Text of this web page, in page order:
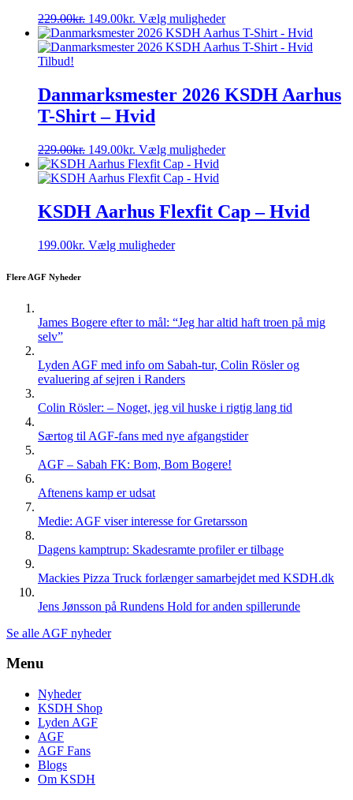
229.00kr. Den
oprindelige
pris
149.00kr. Den
aktuelle
pris
Vælg mulighederDette
vare
har
Mulighederne
kan
varesiden
Tilbud!
Danmarksmester 2026 KSDH Aarhus
T-Shirt – Hvid
229.00kr. Den
oprindelige
pris
229.00kr..
149.00kr. Den
aktuelle
pris
149.00kr..
Vælg mulighederDette
varianter.
Mulighederne
KSDH Aarhus Flexfit Cap – Hvid
199.00kr. Vælg mulighederDette
Mulighederne
kan
på
varesiden
Flere AGF Nyheder
James Bogere efter to mål: “Jeg har altid haft troen på mig
selv”
Lyden AGF med info om Sabah-tur, Colin Rösler og
evaluering af sejren i Randers
Colin Rösler: – Noget, jeg vil huske i rigtig lang tid
Særtog til AGF-fans med nye afgangstider
AGF – Sabah FK: Bom, Bom Bogere!
Aftenens kamp er udsat
Medie: AGF viser interesse for Gretarsson
Dagens kamptrup: Skadesramte profiler er tilbage
Mackies Pizza Truck forlænger samarbejdet med KSDH.dk
Jens Jønsson på Rundens Hold for anden spillerunde
Se alle AGF nyheder
Menu
Nyheder
KSDH Shop
Lyden AGF
AGF
AGF Fans
Blogs
Om KSDH